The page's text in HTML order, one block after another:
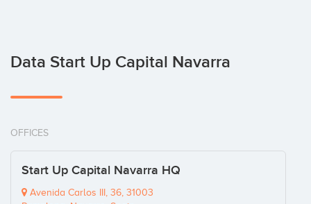
Data Start Up Capital Navarra
OFFICES
Start Up Capital Navarra HQ
Avenida Carlos III, 36, 31003